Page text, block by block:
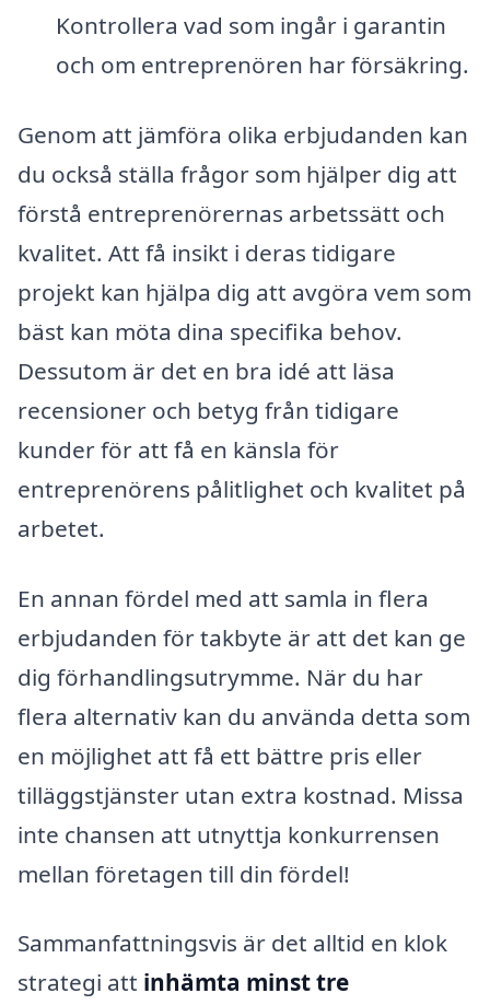
Kontrollera vad som ingår i garantin
och om entreprenören har försäkring.
Genom att jämföra olika erbjudanden kan
du också ställa frågor som hjälper dig att
förstå entreprenörernas arbetssätt och
kvalitet. Att få insikt i deras tidigare
projekt kan hjälpa dig att avgöra vem som
bäst kan möta dina specifika behov.
Dessutom är det en bra idé att läsa
recensioner och betyg från tidigare
kunder för att få en känsla för
entreprenörens pålitlighet och kvalitet på
arbetet.
En annan fördel med att samla in flera
erbjudanden för takbyte är att det kan ge
dig förhandlingsutrymme. När du har
flera alternativ kan du använda detta som
en möjlighet att få ett bättre pris eller
tilläggstjänster utan extra kostnad. Missa
inte chansen att utnyttja konkurrensen
mellan företagen till din fördel!
Sammanfattningsvis är det alltid en klok
strategi att inhämta minst tre